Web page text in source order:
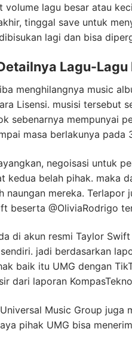
volume lagu besar atau
tinggal save untuk
lagi dan bisa
Lagu-
menghilangnya music
Lisensi. musisi tersebut
sebenarnya mempunyai
masa berlakunya pada
negoisasi untuk
kedua belah pihak. maka
naungan mereka. Terlapor
beserta @OliviaRodrigo
di akun resmi Taylor
jadi berdasarkan
baik itu UMG dengan
dari laporan
Music Group
pihak UMG bisa